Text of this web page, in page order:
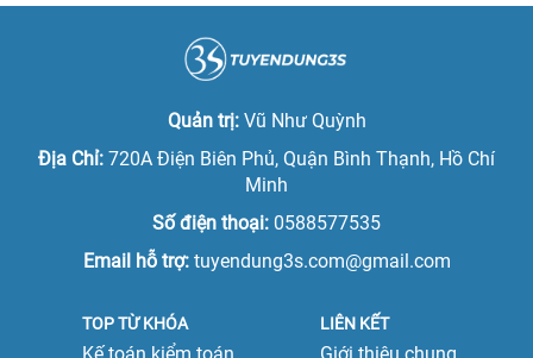
Quản trị: Vũ Như Quỳnh
Địa Chỉ: 720A Điện Biên Phủ, Quận Bình Thạnh, Hồ Chí
Minh
Số điện thoại: 0588577535
Email hỗ trợ: tuyendung3s.com@gmail.com
TOP TỪ KHÓA
Kế toán kiểm toán
LIÊN KẾT
Giới thiệu chung